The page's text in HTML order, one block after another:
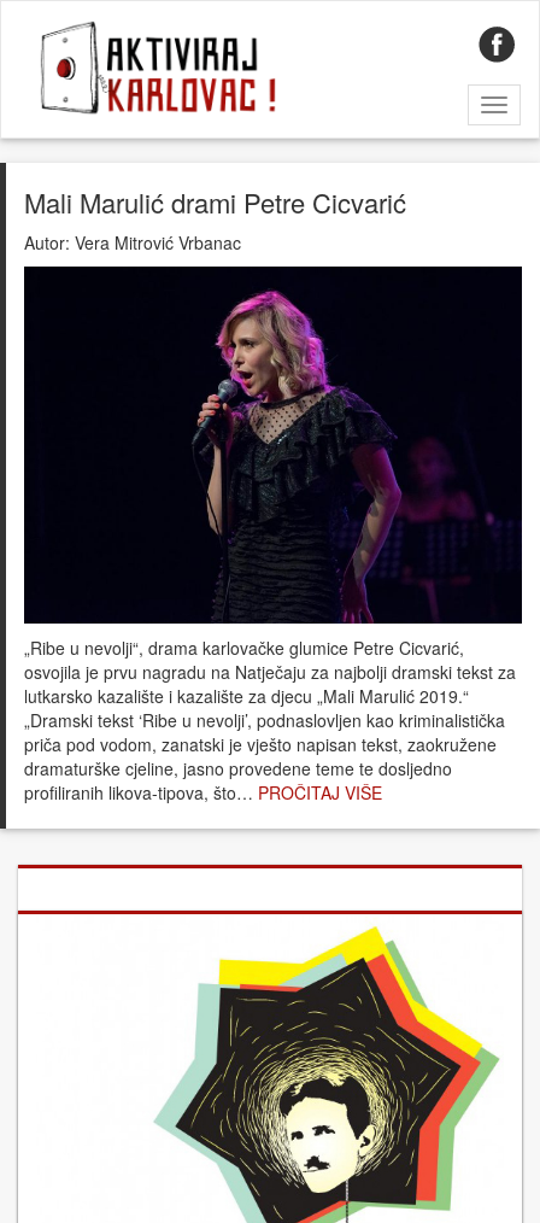
Mali Marulić drami Petre Cicvarić
Autor: Vera Mitrović Vrbanac
„Ribe u nevolji“, drama karlovačke glumice Petre Cicvarić,
osvojila je prvu nagradu na Natječaju za najbolji dramski tekst za
lutkarsko kazalište i kazalište za djecu „Mali Marulić 2019.“
„Dramski tekst ‘Ribe u nevolji’, podnaslovljen kao kriminalistička
priča pod vodom, zanatski je vješto napisan tekst, zaokružene
dramaturške cjeline, jasno provedene teme te dosljedno
profiliranih likova-tipova, što… PROČITAJ VIŠE